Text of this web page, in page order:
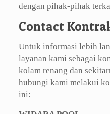
dengan pihak-pihak
Contact
Untuk informasi lebih
layanan kami sebagai
kolam renang dan
hubungi kami melakui
ini: